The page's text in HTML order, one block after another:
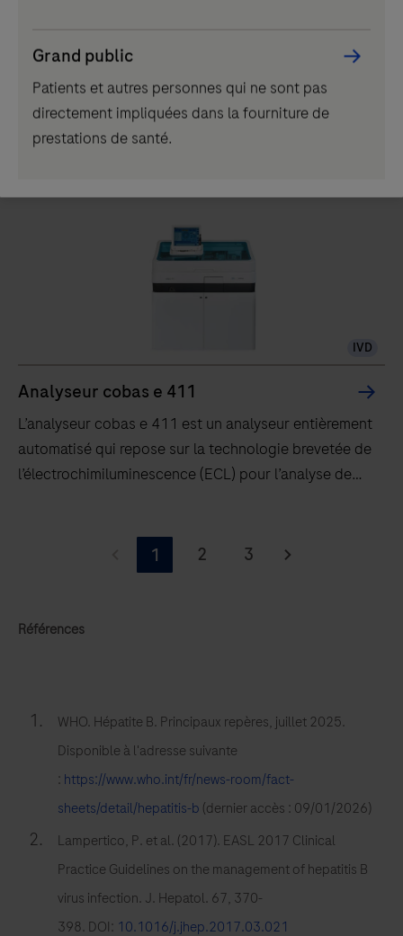
Si vous ne souhaitez plus recevoir nos communications
marketing, merci de cliquer sur " désinscription".
IVD
Analyseur cobas e 411
L’analyseur cobas e 411 est un analyseur entièrement
automatisé qui repose sur la technologie brevetée de
l’électrochimiluminescence (ECL) pour l’analyse de
analyseur
repose
technologie
brevetée
l’électrochimiluminescence
1 2 3
Références
WHO. Hépatite B. Principaux repères, juillet 2025.
Disponible à l'adresse suivante
: https://www.who.int/fr/news-room/fact-
sheets/detail/hepatitis-b (dernier accès : 09/01/2026)
Lampertico, P. et al. (2017). EASL 2017 Clinical
Practice Guidelines on the management of hepatitis B
virus infection. J. Hepatol. 67, 370-
398. DOI: 10.1016/j.jhep.2017.03.021
Grand public
Patients et autres personnes qui ne sont pas
directement impliquées dans la fourniture de
prestations de santé.